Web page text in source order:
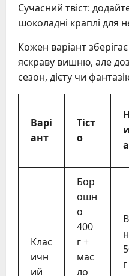
Сучасний твіст:
шоколадні краплі для
Кожен варіант
яскраву вишню, але
сезон, дієту чи
Варі
ант
Тіст
о
а
Клас
ичн
ий
Бор
ошн
о
400
г +
мас
ло